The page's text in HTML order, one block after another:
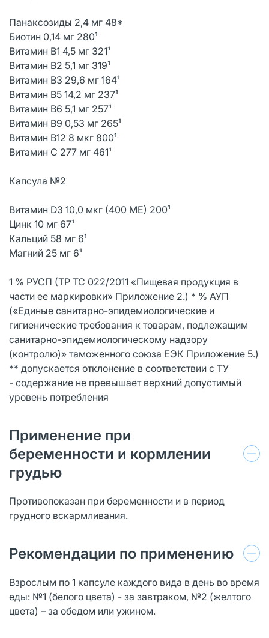
Панаксозиды 2,4 мг 48*
Биотин 0,14 мг 280¹
Витамин В1 4,5 мг 321¹
Витамин В2 5,1 мг 319¹
Витамин В3 29,6 мг 164¹
Витамин В5 14,2 мг 237¹
Витамин В6 5,1 мг 257¹
Витамин В9 0,53 мг 265¹
Витамин В12 8 мкг 800¹
Витамин С 277 мг 461¹
Капсула №2
Витамин D3 10,0 мкг (400 МЕ) 200¹
Цинк 10 мг 67¹
Кальций 58 мг 6¹
Магний 25 мг 6¹
1 % РУСП (ТР ТС 022/2011 «Пищевая продукция в
части ее маркировки» Приложение 2.) * % АУП
(«Единые санитарно-эпидемиологические и
гигиенические требования к товарам, подлежащим
санитарно-эпидемиологическому надзору
(контролю)» таможенного союза ЕЭК Приложение 5.)
** допускается отклонение в соответствии с ТУ
- содержание не превышает верхний допустимый
уровень потребления
Применение при
беременности и кормлении
грудью
Противопоказан при беременности и в период
грудного вскармливания.
Рекомендации по применению
Взрослым по 1 капсуле каждого вида в день во время
еды: №1 (белого цвета) - за завтраком, №2 (желтого
цвета) – за обедом или ужином.